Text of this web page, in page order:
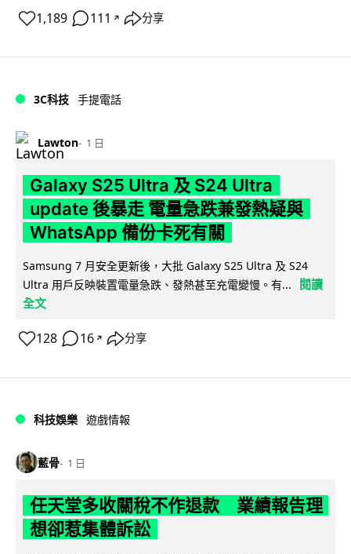
1,189 111 ↗ 分享
3C科技 手提電話
Lawton 1 日
Galaxy S25 Ultra 及 S24 Ultra
update 後暴走 電量急跌兼發熱疑與
WhatsApp 備份卡死有關
Samsung 7 月安全更新後，大批 Galaxy S25 Ultra 及 S24
Ultra 用戶反映裝置電量急跌、發熱甚至充電變慢。有...
閱讀
全文
128 16 ↗ 分享
科技娛樂 遊戲情報
藍骨 1 日
任天堂多收關稅不作退款 業績報告理
想卻惹集體訴訟